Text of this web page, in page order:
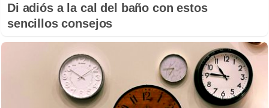
Di adiós a la cal del baño con estos
sencillos consejos